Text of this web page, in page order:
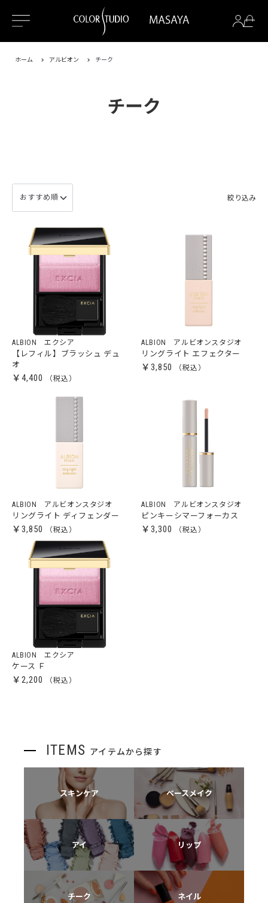
ホーム アルビオン チーク
チーク
絞り込み
ALBION エクシア
【レフィル】ブラッシュ デュ
オ
￥4,400
ALBION アルビオンスタジオ
リングライト エフェクター
￥3,850
ALBION アルビオンスタジオ
リングライト ディフェンダー
￥3,850
ALBION アルビオンスタジオ
ピンキーシマーフォーカス
￥3,300
ALBION エクシア
ケース Ｆ
￥2,200
ITEMS アイテムから探す
スキンケア ベースメイク
アイ リップ
チーク ネイル